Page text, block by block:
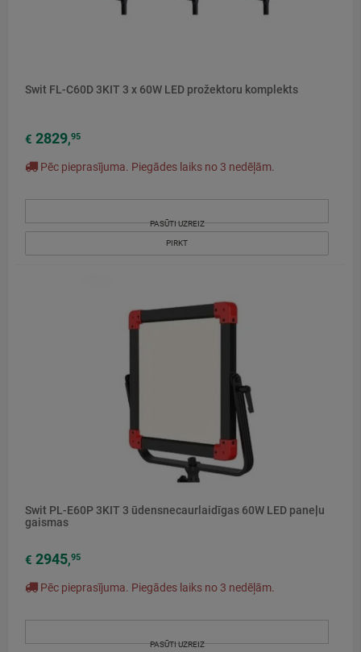
Swit FL-C60D 3KIT 3 x 60W LED prožektoru komplekts
€ 2829,95
Pēc pieprasījuma. Piegādes laiks no 3 nedēļām.
PASŪTI UZREIZ
PIRKT
Swit PL-E60P 3KIT 3 ūdensnecaurlaidīgas 60W LED paneļu
gaismas
€ 2945,95
Pēc pieprasījuma. Piegādes laiks no 3 nedēļām.
PASŪTI UZREIZ